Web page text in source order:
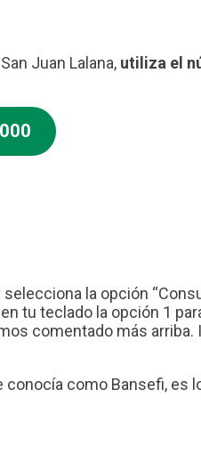
Juan Lalana, utiliza el
la opción
tu teclado la opción 1
comentado más
como Bansefi, es